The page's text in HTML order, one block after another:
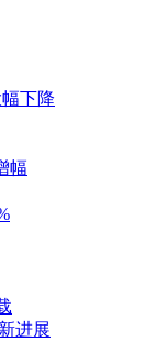
下降
幅
进展